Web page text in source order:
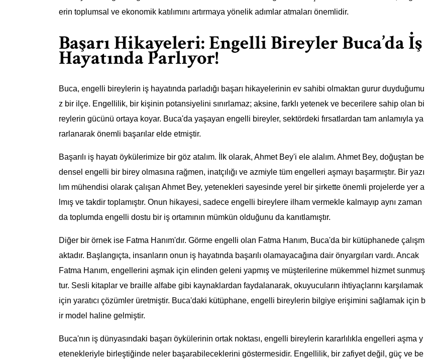
erin toplumsal ve ekonomik katılımını artırmaya yönelik adımlar atmaları önemlidir.
Başarı Hikayeleri: Engelli Bireyler Buca’da İş
Hayatında Parlıyor!
Buca, engelli bireylerin iş hayatında parladığı başarı hikayelerinin ev sahibi olmaktan gurur duyduğumu
z bir ilçe. Engellilik, bir kişinin potansiyelini sınırlamaz; aksine, farklı yetenek ve becerilere sahip olan bi
reylerin gücünü ortaya koyar. Buca'da yaşayan engelli bireyler, sektördeki fırsatlardan tam anlamıyla ya
rarlanarak önemli başarılar elde etmiştir.
Başarılı iş hayatı öykülerimize bir göz atalım. İlk olarak, Ahmet Bey'i ele alalım. Ahmet Bey, doğuştan be
densel engelli bir birey olmasına rağmen, inatçılığı ve azmiyle tüm engelleri aşmayı başarmıştır. Bir yazı
lım mühendisi olarak çalışan Ahmet Bey, yetenekleri sayesinde yerel bir şirkette önemli projelerde yer a
lmış ve takdir toplamıştır. Onun hikayesi, sadece engelli bireylere ilham vermekle kalmayıp aynı zaman
da toplumda engelli dostu bir iş ortamının mümkün olduğunu da kanıtlamıştır.
Diğer bir örnek ise Fatma Hanım'dır. Görme engelli olan Fatma Hanım, Buca'da bir kütüphanede çalışm
aktadır. Başlangıçta, insanların onun iş hayatında başarılı olamayacağına dair önyargıları vardı. Ancak
Fatma Hanım, engellerini aşmak için elinden geleni yapmış ve müşterilerine mükemmel hizmet sunmuş
tur. Sesli kitaplar ve braille alfabe gibi kaynaklardan faydalanarak, okuyucuların ihtiyaçlarını karşılamak
için yaratıcı çözümler üretmiştir. Buca'daki kütüphane, engelli bireylerin bilgiye erişimini sağlamak için b
ir model haline gelmiştir.
Buca'nın iş dünyasındaki başarı öykülerinin ortak noktası, engelli bireylerin kararlılıkla engelleri aşma y
etenekleriyle birleştiğinde neler başarabileceklerini göstermesidir. Engellilik, bir zafiyet değil, güç ve be